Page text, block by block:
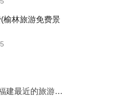
榆林旅游免费景
的旅游区是哪里)